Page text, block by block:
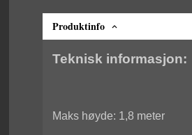
Produktinfo
Teknisk informasjon:
Maks høyde: 1,8 meter